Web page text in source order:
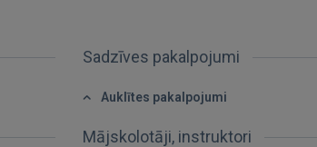
GOOGLE
Sadzīves pakalpojumi
Auklītes pakalpojumi
Mājskolotāji, instruktori